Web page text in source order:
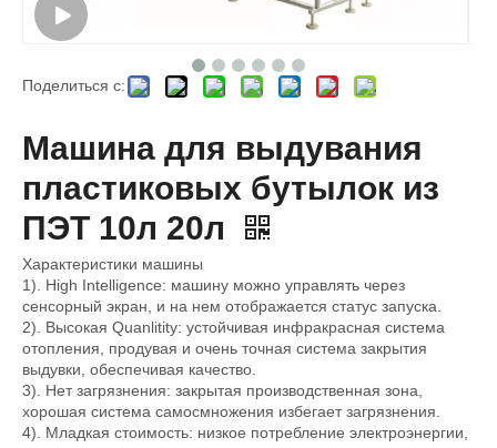
Поделиться с:
Машина для выдувания
пластиковых бутылок из
ПЭТ 10л 20л
Характеристики машины
1). High Intelligence: машину можно управлять через
сенсорный экран, и на нем отображается статус запуска.
2). Высокая Quanlitity: устойчивая инфракрасная система
отопления, продувая и очень точная система закрытия
выдувки, обеспечивая качество.
3). Нет загрязнения: закрытая производственная зона,
хорошая система самосмножения избегает загрязнения.
4). Младкая стоимость: низкое потребление электроэнергии,